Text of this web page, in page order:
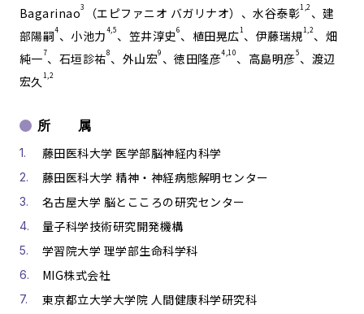
Bagarinao3 （エピファニオ バガリナオ）、水谷泰彰1,2 、建
部陽嗣4、小池力4,5、笠井淳史6、植田晃広1 、伊藤瑞規1,2、畑
純一7、石垣診祐8、外山宏9 、徳田隆彦4,10、高島明彦5、渡辺
宏久 1,2
所 属
藤田医科大学 医学部脳神経内科学
藤田医科大学 精神・神経病態解明センター
名古屋大学 脳とこころの研究センター
量子科学技術研究開発機構
学習院大学 理学部生命科学科
MIG株式会社
東京都立大学大学院 人間健康科学研究科